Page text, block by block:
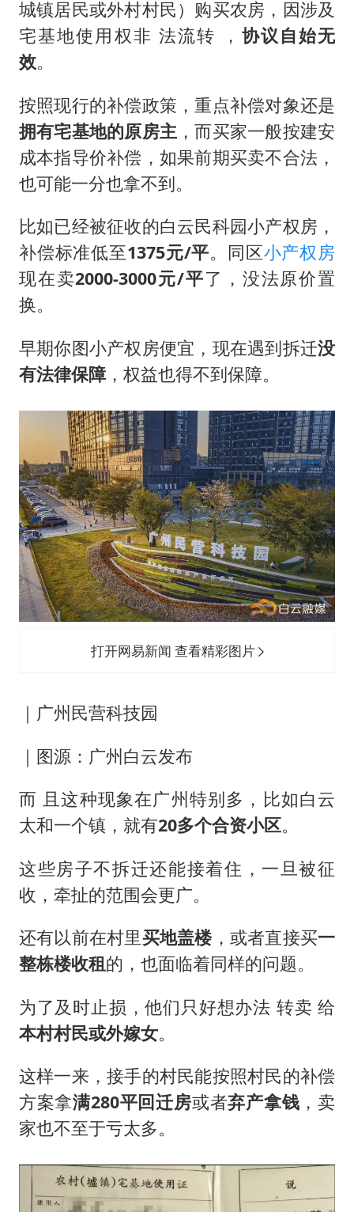
城镇居民或外村村民）购买农房，因涉及
宅基地使用权非 法流转 ， 协议自始无
效。
按照现行的补偿政策，重点补偿对象还是
拥有宅基地的原房主 ，而买家一般按建安
成本指导价补偿，如果前期买卖不合法，
也可能一分也拿不到。
比如已经被征收的白云民科园小产权房，
补偿标准低至1375元/平。同区小产权房
现在卖2000-3000元/平了，没法原价置
换。
早期你图小产权房便宜，现在遇到拆迁没
有法律保障，权益也得不到保障。
打开网易新闻 查看精彩图片
｜广州民营科技园
｜图源：广州白云发布
而 且这种现象在广州特别多，比如白云
太和一个镇，就有20多个合资小区。
这些房子不拆迁还能接着住，一旦被征
收，牵扯的范围会更广。
还有以前在村里买地盖楼，或者直接买一
整栋楼收租的，也面临着同样的问题。
为了及时止损，他们只好想办法 转卖 给
本村村民或外嫁女。
这样一来，接手的村民能按照村民的补偿
方案拿满280平回迁房或者弃产拿钱 ，卖
家也不至于亏太多。